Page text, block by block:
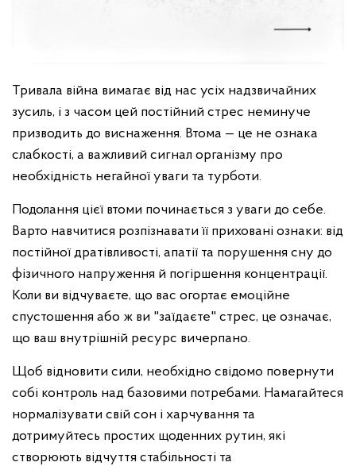
Тривала війна вимагає від нас усіх надзвичайних
зусиль, і з часом цей постійний стрес неминуче
призводить до виснаження. Втома — це не ознака
слабкості, а важливий сигнал організму про
необхідність негайної уваги та турботи.
Подолання цієї втоми починається з уваги до себе.
Варто навчитися розпізнавати її приховані ознаки: від
постійної дратівливості, апатії та порушення сну до
фізичного напруження й погіршення концентрації.
Коли ви відчуваєте, що вас огортає емоційне
спустошення або ж ви "заїдаєте" стрес, це означає,
що ваш внутрішній ресурс вичерпано.
Щоб відновити сили, необхідно свідомо повернути
собі контроль над базовими потребами. Намагайтеся
нормалізувати свій сон і харчування та
дотримуйтесь простих щоденних рутин, які
створюють відчуття стабільності та